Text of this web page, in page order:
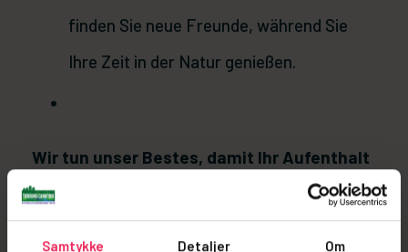
Samtykke Detaljer Om
finden Sie neue Freunde, während Sie
Ihre Zeit in der Natur genießen.
Wir tun unser Bestes, damit Ihr Aufenthalt
bei uns zu einem Urlaubserlebnis wird, das